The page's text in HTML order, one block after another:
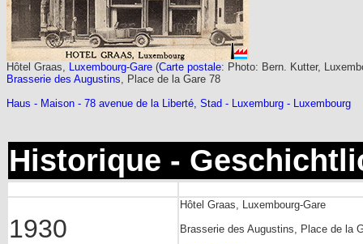
Hôtel Graas, Luxembourg-Gare (Carte postale: Photo: Bern. Kutter,
Brasserie des Augustins, Place de la Gare 78
Haus - Maison - 78 avenue de la Liberté, Stad - Luxemburg - Luxembourg
Historique -
1930
Hôtel Graas, Luxembourg-Gare
Brasserie des Augustins, Place de la